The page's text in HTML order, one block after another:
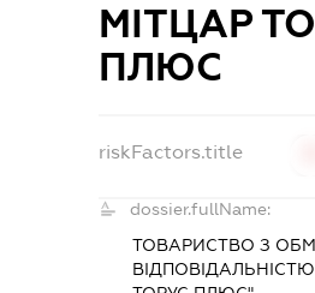
МІТЦАР
ПЛЮС
riskFactors.title
dossier.fullName:
ТОВАРИСТВО З